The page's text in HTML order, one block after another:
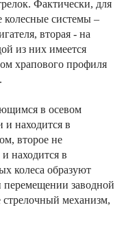
Фактически, для
колесные системы –
вторая - на
из них имеется
храпового профиля
в осевом
и находится в
второе не
находится в
колеса образуют
заводной
механизм,